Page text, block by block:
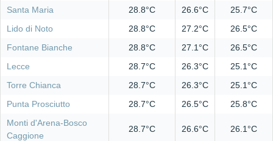
Santa Maria 28.8°C 26.6°C
25.7°C
Lido di Noto
28.8°C 27.2°C
26.5°C
Fontane Bianche
28.8°C 27.1°C
26.5°C
Lecce
28.7°C 26.3°C
25.1°C
Torre Chianca
28.7°C 26.3°C
25.1°C
Punta Prosciutto
28.7°C 26.5°C
25.8°C
Monti d'Arena-Bosco
Caggione
28.7°C 26.6°C 26.1°C